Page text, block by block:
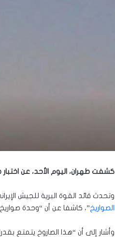
كشفت طهران، اليوم الأحد، عن اختبار صاروخ ذكي يبلغ مداه 300 كم، يتمتع بقدرات عالية في
وتحدث قائد القوة البرية للجيش
الصواريخ”، كاشفا عن أن “وحدة صواريخ القوة
وأشار إلى أن “هذا الصاروخ يتمتع